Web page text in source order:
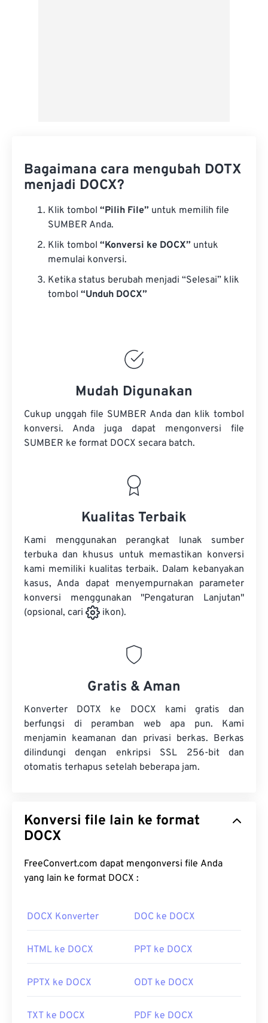
Bagaimana cara mengubah DOTX
menjadi DOCX?
Klik tombol “Pilih File” untuk memilih file
SUMBER Anda.
Klik tombol “Konversi ke DOCX” untuk
memulai konversi.
Ketika status berubah menjadi “Selesai” klik
tombol “Unduh DOCX”
Mudah Digunakan
Cukup unggah file SUMBER Anda dan klik tombol
konversi. Anda juga dapat mengonversi file
SUMBER ke format DOCX secara batch.
Kualitas Terbaik
Kami menggunakan perangkat lunak sumber
terbuka dan khusus untuk memastikan konversi
kami memiliki kualitas terbaik. Dalam kebanyakan
kasus, Anda dapat menyempurnakan parameter
konversi menggunakan "Pengaturan Lanjutan"
(opsional, cari
ikon).
Gratis & Aman
Konverter DOTX ke DOCX kami gratis dan
berfungsi di peramban web apa pun. Kami
menjamin keamanan dan privasi berkas. Berkas
dilindungi dengan enkripsi SSL 256-bit dan
otomatis terhapus setelah beberapa jam.
Konversi file lain ke format
DOCX
FreeConvert.com dapat mengonversi file Anda
yang lain ke format DOCX :
DOCX Konverter DOC ke DOCX
HTML ke DOCX PPT ke DOCX
PPTX ke DOCX ODT ke DOCX
TXT ke DOCX PDF ke DOCX